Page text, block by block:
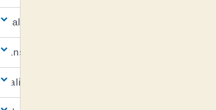
dans la FPE ?
la FPE ?
peut-elle être validée ?